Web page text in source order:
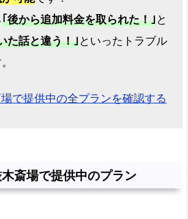
｢後から追加料金を取られた！｣と
た話と違う！｣といったトラブル
で提供中の全プランを確認する
斎場で提供中のプラン